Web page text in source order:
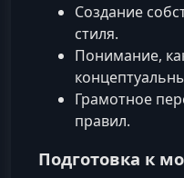
Создание
стиля.
Понимание,
Грамотное
правил.
Подготовка к